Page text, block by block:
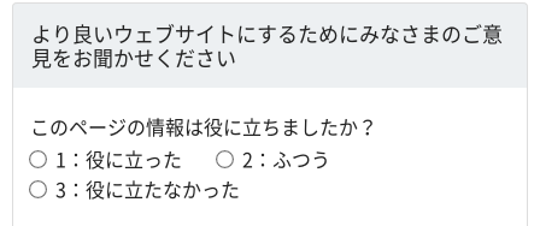
より良いウェブサイトにするためにみなさまのご意
見をお聞かせください
このページの情報は役に立ちましたか？
1：役に立った
2：ふつう
3：役に立たなかった